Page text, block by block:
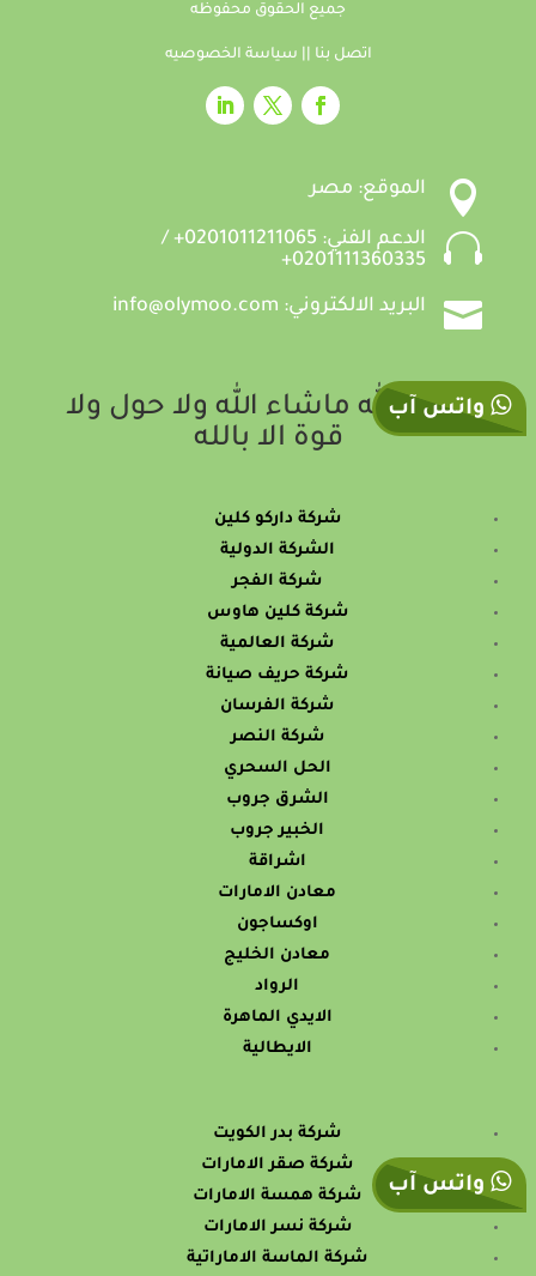
جميع الحقوق محفوظه
اتصل بنا سياسة الخصوصيه
 الموقع: مصر

الدعم الفني: 0201011211065+ /
0201111360335+
 البريد الالكتروني: info@olymoo.com
واتس آب
واتس آب
بسم الله ماشاء الله ولا حول ولا
قوة الا بالله
شركة داركو كلين
الشركة الدولية
شركة الفجر
شركة كلين هاوس
شركة العالمية
شركة حريف صيانة
شركة الفرسان
شركة النصر
الحل السحري
الشرق جروب
الخبير جروب
اشراقة
معادن الامارات
اوكساجون
معادن الخليج
الرواد
الايدي الماهرة
الايطالية
شركة بدر الكويت
شركة صقر الامارات
شركة همسة الامارات
شركة نسر الامارات
شركة الماسة الاماراتية